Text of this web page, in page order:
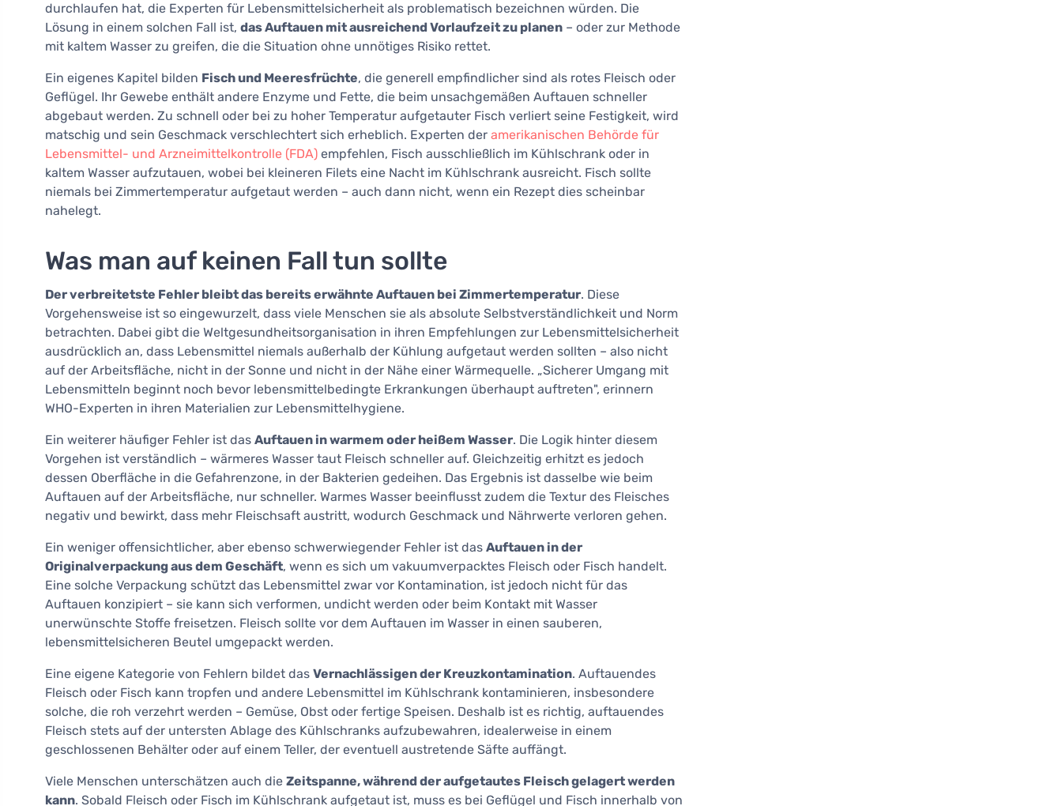
durchlaufen hat, die Experten für Lebensmittelsicherheit als problematisch bezeichnen würden. Die
Lösung in einem solchen Fall ist, das Auftauen mit ausreichend Vorlaufzeit zu planen – oder zur Methode
mit kaltem Wasser zu greifen, die die Situation ohne unnötiges Risiko rettet.
Ein eigenes Kapitel bilden Fisch und Meeresfrüchte, die generell empfindlicher sind als rotes Fleisch oder
Geflügel. Ihr Gewebe enthält andere Enzyme und Fette, die beim unsachgemäßen Auftauen schneller
abgebaut werden. Zu schnell oder bei zu hoher Temperatur aufgetauter Fisch verliert seine Festigkeit, wird
matschig und sein Geschmack verschlechtert sich erheblich. Experten der amerikanischen Behörde für
Lebensmittel- und Arzneimittelkontrolle (FDA) empfehlen, Fisch ausschließlich im Kühlschrank oder in
kaltem Wasser aufzutauen, wobei bei kleineren Filets eine Nacht im Kühlschrank ausreicht. Fisch sollte
niemals bei Zimmertemperatur aufgetaut werden – auch dann nicht, wenn ein Rezept dies scheinbar
nahelegt.
Was man auf keinen Fall tun sollte
Der verbreitetste Fehler bleibt das bereits erwähnte Auftauen bei Zimmertemperatur. Diese
Vorgehensweise ist so eingewurzelt, dass viele Menschen sie als absolute Selbstverständlichkeit und Norm
betrachten. Dabei gibt die Weltgesundheitsorganisation in ihren Empfehlungen zur Lebensmittelsicherheit
ausdrücklich an, dass Lebensmittel niemals außerhalb der Kühlung aufgetaut werden sollten – also nicht
auf der Arbeitsfläche, nicht in der Sonne und nicht in der Nähe einer Wärmequelle. „Sicherer Umgang mit
Lebensmitteln beginnt noch bevor lebensmittelbedingte Erkrankungen überhaupt auftreten", erinnern
WHO-Experten in ihren Materialien zur Lebensmittelhygiene.
Ein weiterer häufiger Fehler ist das Auftauen in warmem oder heißem Wasser. Die Logik hinter diesem
Vorgehen ist verständlich – wärmeres Wasser taut Fleisch schneller auf. Gleichzeitig erhitzt es jedoch
dessen Oberfläche in die Gefahrenzone, in der Bakterien gedeihen. Das Ergebnis ist dasselbe wie beim
Auftauen auf der Arbeitsfläche, nur schneller. Warmes Wasser beeinflusst zudem die Textur des Fleisches
negativ und bewirkt, dass mehr Fleischsaft austritt, wodurch Geschmack und Nährwerte verloren gehen.
Ein weniger offensichtlicher, aber ebenso schwerwiegender Fehler ist das Auftauen in der
Originalverpackung aus dem Geschäft, wenn es sich um vakuumverpacktes Fleisch oder Fisch handelt.
Eine solche Verpackung schützt das Lebensmittel zwar vor Kontamination, ist jedoch nicht für das
Auftauen konzipiert – sie kann sich verformen, undicht werden oder beim Kontakt mit Wasser
unerwünschte Stoffe freisetzen. Fleisch sollte vor dem Auftauen im Wasser in einen sauberen,
lebensmittelsicheren Beutel umgepackt werden.
Eine eigene Kategorie von Fehlern bildet das Vernachlässigen der Kreuzkontamination. Auftauendes
Fleisch oder Fisch kann tropfen und andere Lebensmittel im Kühlschrank kontaminieren, insbesondere
solche, die roh verzehrt werden – Gemüse, Obst oder fertige Speisen. Deshalb ist es richtig, auftauendes
Fleisch stets auf der untersten Ablage des Kühlschranks aufzubewahren, idealerweise in einem
geschlossenen Behälter oder auf einem Teller, der eventuell austretende Säfte auffängt.
Viele Menschen unterschätzen auch die Zeitspanne, während der aufgetautes Fleisch gelagert werden
kann. Sobald Fleisch oder Fisch im Kühlschrank aufgetaut ist, muss es bei Geflügel und Fisch innerhalb von